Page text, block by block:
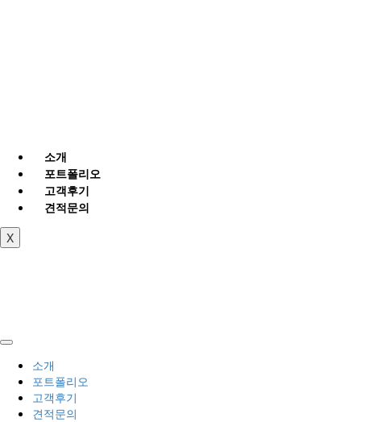
소개
포트폴리오
고객후기
견적문의
X
소개
포트폴리오
고객후기
견적문의